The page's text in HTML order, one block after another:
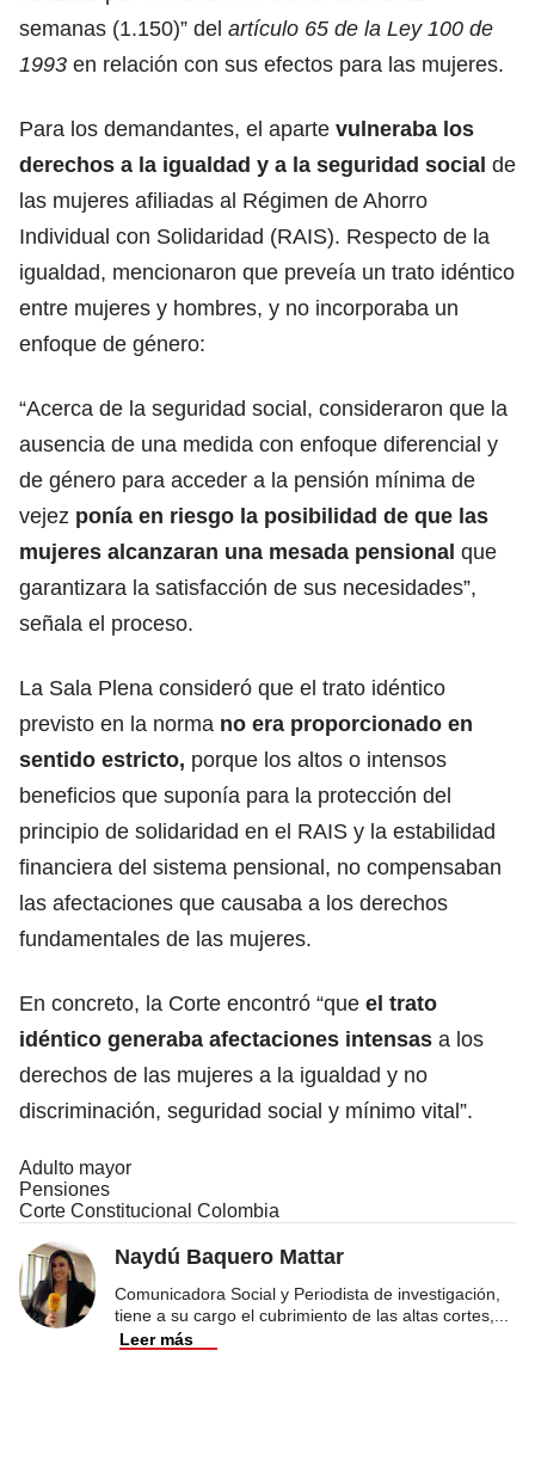
semanas (1.150)” del artículo 65 de la Ley 100 de
1993 en relación con sus efectos para las mujeres.
Para los demandantes, el aparte vulneraba los
derechos a la igualdad y a la seguridad social de
las mujeres afiliadas al Régimen de Ahorro
Individual con Solidaridad (RAIS). Respecto de la
igualdad, mencionaron que preveía un trato idéntico
entre mujeres y hombres, y no incorporaba un
enfoque de género:
“Acerca de la seguridad social, consideraron que la
ausencia de una medida con enfoque diferencial y
de género para acceder a la pensión mínima de
vejez ponía en riesgo la posibilidad de que las
mujeres alcanzaran una mesada pensional que
garantizara la satisfacción de sus necesidades”,
señala el proceso.
La Sala Plena consideró que el trato idéntico
previsto en la norma no era proporcionado en
sentido estricto, porque los altos o intensos
beneficios que suponía para la protección del
principio de solidaridad en el RAIS y la estabilidad
financiera del sistema pensional, no compensaban
las afectaciones que causaba a los derechos
fundamentales de las mujeres.
En concreto, la Corte encontró “que el trato
idéntico generaba afectaciones intensas a los
derechos de las mujeres a la igualdad y no
discriminación, seguridad social y mínimo vital”.
Adulto mayor
Pensiones
Corte Constitucional Colombia
Naydú Baquero Mattar
Comunicadora Social y Periodista de investigación,
tiene a su cargo el cubrimiento de las altas cortes,
Leer más